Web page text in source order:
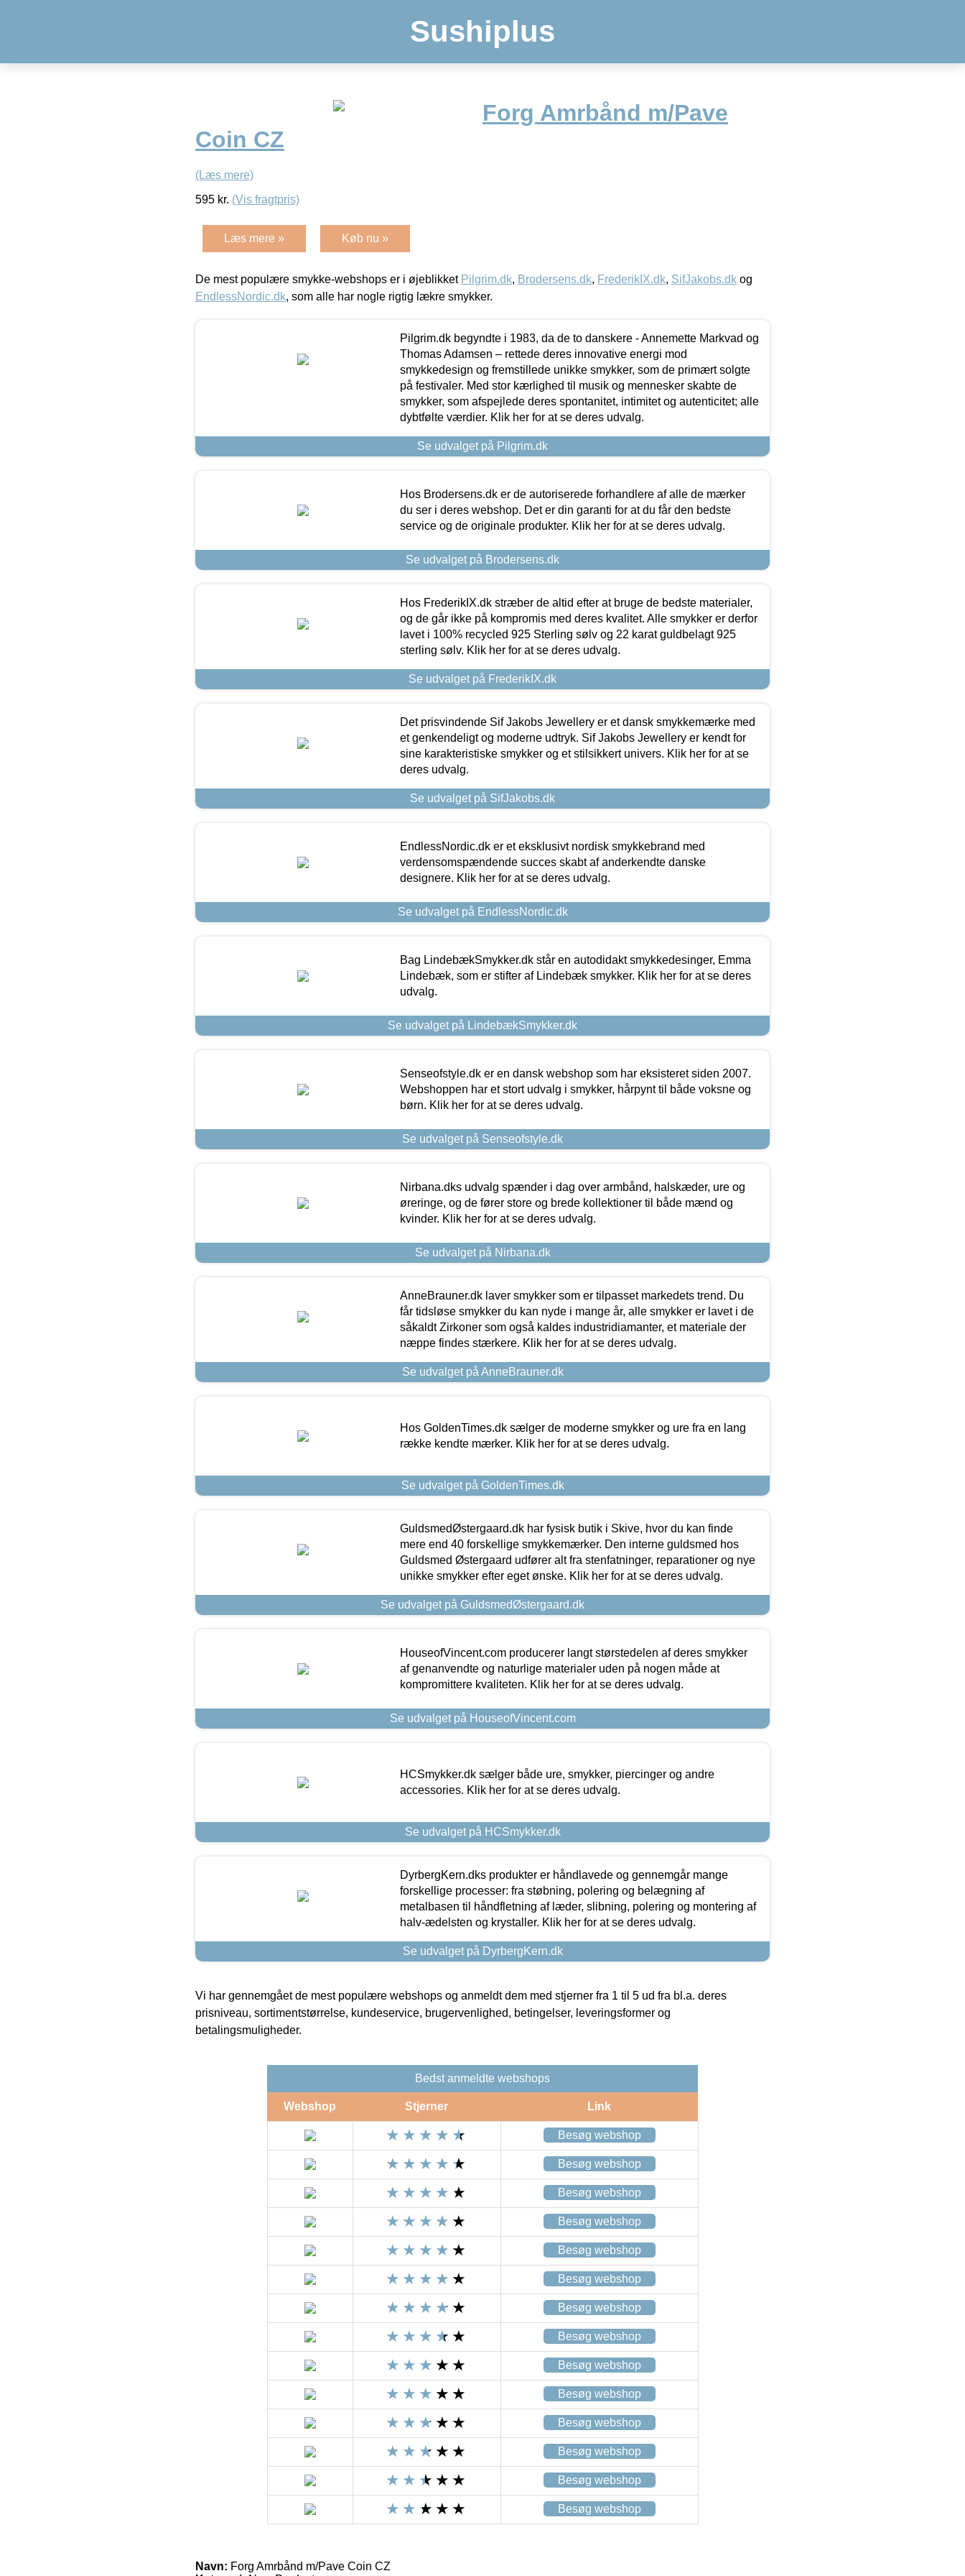
Sushiplus
Forg Amrbånd m/Pave
Coin CZ
(Læs mere)
595 kr. (Vis fragtpris)
Læs mere » Køb nu »
De mest populære smykke-webshops er i øjeblikket Pilgrim.dk, Brodersens.dk, FrederikIX.dk, SifJakobs.dk og
EndlessNordic.dk, som alle har nogle rigtig lækre smykker.
Pilgrim.dk begyndte i 1983, da de to danskere - Annemette Markvad og
Thomas Adamsen – rettede deres innovative energi mod
smykkedesign og fremstillede unikke smykker, som de primært solgte
på festivaler. Med stor kærlighed til musik og mennesker skabte de
smykker, som afspejlede deres spontanitet, intimitet og autenticitet; alle
dybtfølte værdier. Klik her for at se deres udvalg.
Se udvalget på Pilgrim.dk
Hos Brodersens.dk er de autoriserede forhandlere af alle de mærker
du ser i deres webshop. Det er din garanti for at du får den bedste
service og de originale produkter. Klik her for at se deres udvalg.
Se udvalget på Brodersens.dk
Hos FrederikIX.dk stræber de altid efter at bruge de bedste materialer,
og de går ikke på kompromis med deres kvalitet. Alle smykker er derfor
lavet i 100% recycled 925 Sterling sølv og 22 karat guldbelagt 925
sterling sølv. Klik her for at se deres udvalg.
Se udvalget på FrederikIX.dk
Det prisvindende Sif Jakobs Jewellery er et dansk smykkemærke med
et genkendeligt og moderne udtryk. Sif Jakobs Jewellery er kendt for
sine karakteristiske smykker og et stilsikkert univers. Klik her for at se
deres udvalg.
Se udvalget på SifJakobs.dk
EndlessNordic.dk er et eksklusivt nordisk smykkebrand med
verdensomspændende succes skabt af anderkendte danske
designere. Klik her for at se deres udvalg.
Se udvalget på EndlessNordic.dk
Bag LindebækSmykker.dk står en autodidakt smykkedesinger, Emma
Lindebæk, som er stifter af Lindebæk smykker. Klik her for at se deres
udvalg.
Se udvalget på LindebækSmykker.dk
Senseofstyle.dk er en dansk webshop som har eksisteret siden 2007.
Webshoppen har et stort udvalg i smykker, hårpynt til både voksne og
børn. Klik her for at se deres udvalg.
Se udvalget på Senseofstyle.dk
Nirbana.dks udvalg spænder i dag over armbånd, halskæder, ure og
øreringe, og de fører store og brede kollektioner til både mænd og
kvinder. Klik her for at se deres udvalg.
Se udvalget på Nirbana.dk
AnneBrauner.dk laver smykker som er tilpasset markedets trend. Du
får tidsløse smykker du kan nyde i mange år, alle smykker er lavet i de
såkaldt Zirkoner som også kaldes industridiamanter, et materiale der
næppe findes stærkere. Klik her for at se deres udvalg.
Se udvalget på AnneBrauner.dk
Hos GoldenTimes.dk sælger de moderne smykker og ure fra en lang
række kendte mærker. Klik her for at se deres udvalg.
Se udvalget på GoldenTimes.dk
GuldsmedØstergaard.dk har fysisk butik i Skive, hvor du kan finde
mere end 40 forskellige smykkemærker. Den interne guldsmed hos
Guldsmed Østergaard udfører alt fra stenfatninger, reparationer og nye
unikke smykker efter eget ønske. Klik her for at se deres udvalg.
Se udvalget på GuldsmedØstergaard.dk
HouseofVincent.com producerer langt størstedelen af deres smykker
af genanvendte og naturlige materialer uden på nogen måde at
kompromittere kvaliteten. Klik her for at se deres udvalg.
Se udvalget på HouseofVincent.com
HCSmykker.dk sælger både ure, smykker, piercinger og andre
accessories. Klik her for at se deres udvalg.
Se udvalget på HCSmykker.dk
DyrbergKern.dks produkter er håndlavede og gennemgår mange
forskellige processer: fra støbning, polering og belægning af
metalbasen til håndfletning af læder, slibning, polering og montering af
halv-ædelsten og krystaller. Klik her for at se deres udvalg.
Se udvalget på DyrbergKern.dk
Vi har gennemgået de mest populære webshops og anmeldt dem med stjerner fra 1 til 5 ud fra bl.a. deres
prisniveau, sortimentstørrelse, kundeservice, brugervenlighed, betingelser, leveringsformer og
betalingsmuligheder.
Bedst anmeldte webshops
Webshop Stjerner Link
Besøg webshop
Besøg webshop
Besøg webshop
Besøg webshop
Besøg webshop
Besøg webshop
Besøg webshop
Besøg webshop
Besøg webshop
Besøg webshop
Besøg webshop
Besøg webshop
Besøg webshop
Besøg webshop
Navn: Forg Amrbånd m/Pave Coin CZ